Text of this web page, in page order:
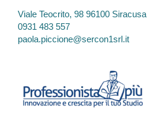
Viale Teocrito, 98 96100 Siracusa
0931 483 557
paola.piccione@sercon1srl.it